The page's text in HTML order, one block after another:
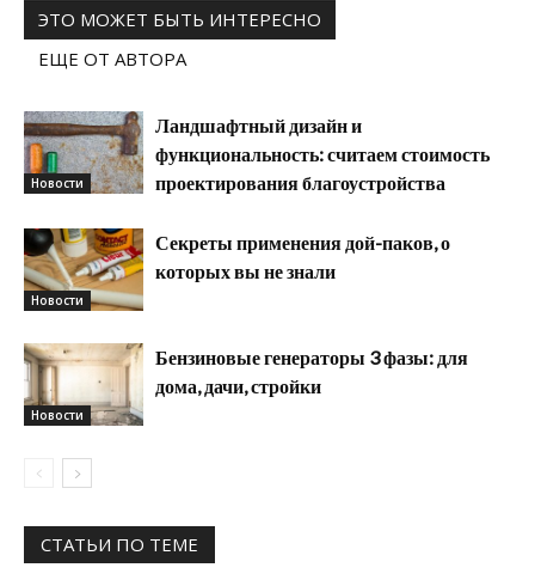
ЭТО МОЖЕТ БЫТЬ ИНТЕРЕСНО
ЕЩЕ ОТ АВТОРА
Новости
Ландшафтный дизайн и
функциональность: считаем стоимость
проектирования благоустройства
Новости
Секреты применения дой-паков, о
которых вы не знали
Новости
Бензиновые генераторы 3 фазы: для
дома, дачи, стройки
СТАТЬИ ПО ТЕМЕ